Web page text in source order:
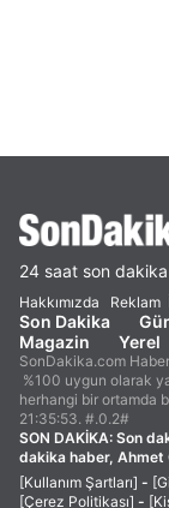
24 saat son dakika
Hakkımızda Reklam
Son Dakika
Magazin
Yerel
SonDakika.com
%100 uygun olarak
herhangi bir ortamda
21:35:53. #.0.2#
SON DAKİKA: Son
dakika haber,
[Kullanım Şartları] -
[Çerez Politikası] -